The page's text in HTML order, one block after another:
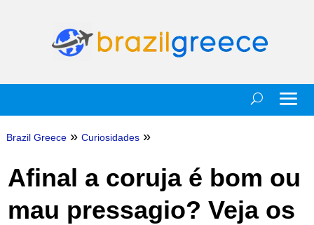
Brazil Greece » Curiosidades »
Afinal a coruja é bom ou
mau pressagio? Veja os